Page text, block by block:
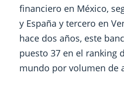
financiero en México,
y España y tercero en
hace dos años, este
puesto 37 en el ranking
mundo por volumen de